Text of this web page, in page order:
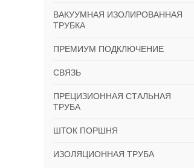
ВАКУУМНАЯ ИЗОЛИРОВАННАЯ
ТРУБКА
ПРЕМИУМ ПОДКЛЮЧЕНИЕ
СВЯЗЬ
ПРЕЦИЗИОННАЯ СТАЛЬНАЯ
ТРУБА
ШТОК ПОРШНЯ
ИЗОЛЯЦИОННАЯ ТРУБА